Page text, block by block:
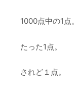
1000点中の1点。
たった1点。
されど１点。